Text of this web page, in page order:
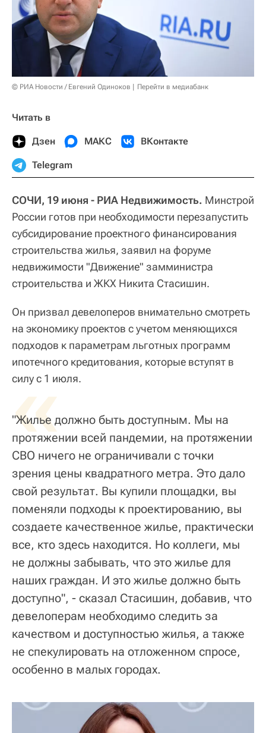
© РИА Новости / Евгений Одиноков Перейти в медиабанк
Читать в
Дзен МАКС ВКонтакте
Telegram
СОЧИ, 19 июня - РИА Недвижимость. Минстрой
России готов при необходимости перезапустить
субсидирование проектного финансирования
строительства жилья, заявил на форуме
недвижимости "Движение" замминистра
строительства и ЖКХ Никита Стасишин.
Он призвал девелоперов внимательно смотреть
на экономику проектов с учетом меняющихся
подходов к параметрам льготных программ
ипотечного кредитования, которые вступят в
силу с 1 июля.
«
"Жилье должно быть доступным. Мы на
протяжении всей пандемии, на протяжении
СВО ничего не ограничивали с точки
зрения цены квадратного метра. Это дало
свой результат. Вы купили площадки, вы
поменяли подходы к проектированию, вы
создаете качественное жилье, практически
все, кто здесь находится. Но коллеги, мы
не должны забывать, что это жилье для
наших граждан. И это жилье должно быть
доступно", - сказал Стасишин, добавив, что
девелоперам необходимо следить за
качеством и доступностью жилья, а также
не спекулировать на отложенном спросе,
особенно в малых городах.